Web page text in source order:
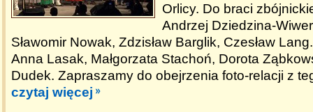
Orlicy. Do braci
Andrzej Dziedzina-
Sławomir Nowak, Zdzisław Barglik, Czesław
Anna Lasak, Małgorzata Stachoń, Dorota
Dudek. Zapraszamy do obejrzenia foto-relacji z
czytaj więcej